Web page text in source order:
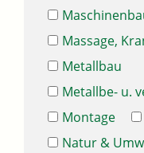
Massage,
Metallbau
Metallbe- u.
Montage
Natur &